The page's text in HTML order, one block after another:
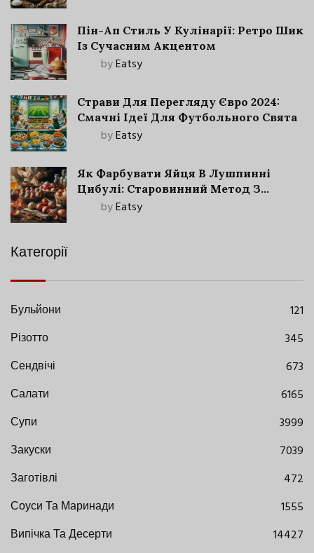
Пін-Ап Стиль У Кулінарії: Ретро Шик
Із Сучасним Акцентом
byEatsy
Страви Для Перегляду Євро 2024:
Смачні Ідеї Для Футбольного Свята
byEatsy
Як Фарбувати Яйця В Лушпинні
Цибулі: Старовинний Метод З
Сучасними Нюансами
byEatsy
Категорії
Бульйони
121
Різотто
345
Сендвічі
673
Салати
6165
Супи
3999
Закуски
7039
Заготівлі
472
Соуси Та Маринади
1555
Випічка Та Десерти
14427